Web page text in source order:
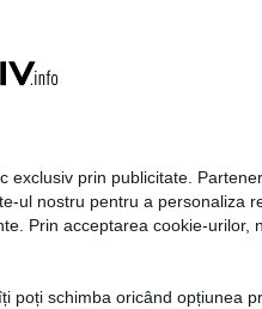
exclusiv prin publicitate.
ul nostru pentru a personaliza
Prin acceptarea cookie-urilor,
poți schimba oricând opțiunea